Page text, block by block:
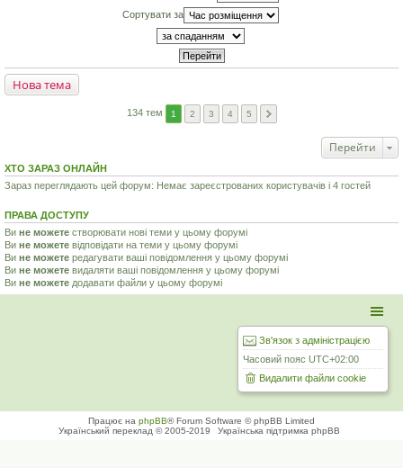
Сортувати за
Нова тема
134 тем 1 2 3 4 5
Перейти
ХТО ЗАРАЗ ОНЛАЙН
Зараз переглядають цей форум: Немає зареєстрованих користувачів і 4 гостей
ПРАВА ДОСТУПУ
Ви не можете створювати нові теми у цьому форумі
Ви не можете відповідати на теми у цьому форумі
Ви не можете редагувати ваші повідомлення у цьому форумі
Ви не можете видаляти ваші повідомлення у цьому форумі
Ви не можете додавати файли у цьому форумі
Зв'язок з адміністрацією
Часовий пояс UTC+02:00
Видалити файли cookie
Працює на phpBB® Forum Software © phpBB Limited
Український переклад © 2005-2019
Українська підтримка phpBB